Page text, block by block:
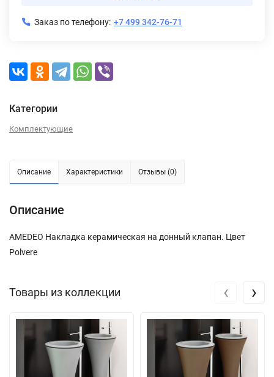
Заказ по телефону: +7 499 342-76-71
Категории
Комплектующие
Описание Характеристики Отзывы (0)
Описание
AMEDEO Накладка керамическая на донный клапан. Цвет
Polvere
Товары из коллекции ‹ ›